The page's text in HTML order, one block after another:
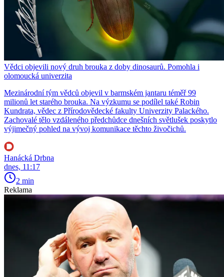
Vědci objevili nový druh brouka z doby dinosaurů. Pomohla i
olomoucká univerzita
Mezinárodní tým vědců objevil v barmském jantaru téměř 99
milionů let starého brouka. Na výzkumu se podílel také Robin
Kundrata, vědec z Přírodovědecké fakulty Univerzity Palackého.
Zachovalé tělo vzdáleného předchůdce dnešních světlušek poskytlo
výjimečný pohled na vývoj komunikace těchto živočichů.
Hanácká Drbna
dnes, 11:17
2 min
Reklama